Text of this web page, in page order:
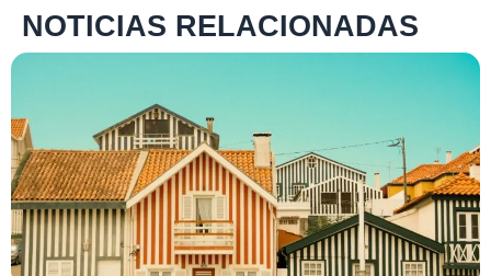
NOTICIAS RELACIONADAS